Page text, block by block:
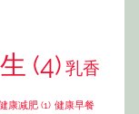
(4) 乳香
康减肥 (1) 健康早餐